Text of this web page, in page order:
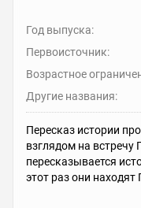
Год выпуска:
Первоисточник:
Возрастное
Другие названия:
Пересказ истории
взглядом на
пересказывается
этот раз они находят